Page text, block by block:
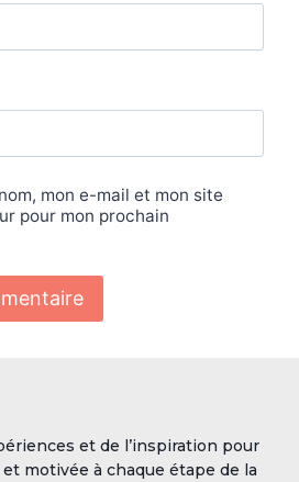
mon e-mail et mon site
pour mon prochain
et de l’inspiration pour
motivée à chaque étape de la